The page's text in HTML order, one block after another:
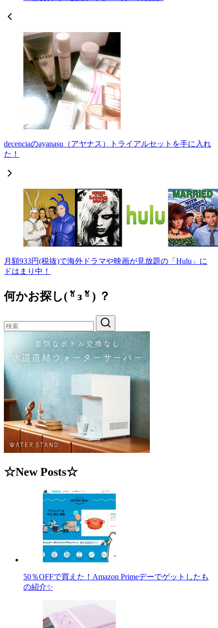
decenciaのayanasu（アヤナス）トライアルセットを手に入れ
た！
月額933円(税抜)で海外ドラマや映画が見放題の「Hulu」に
ドはまり中！
何かお探し( ᵅั ᴈ ᵅั ) ？
☆New Posts☆
50％OFFで買えた！Amazon Primeデーでゲットしたも
の紹介✨